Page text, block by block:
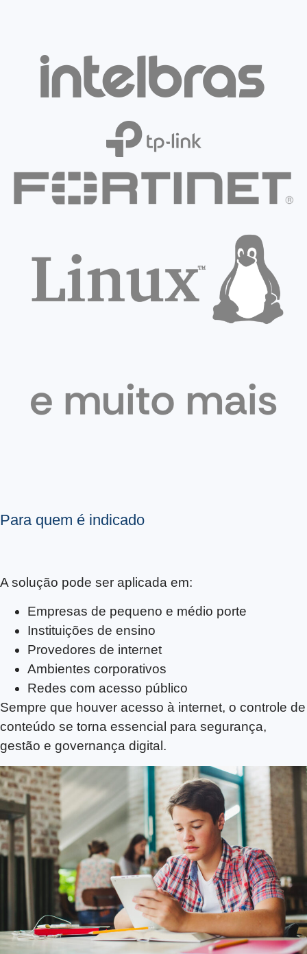
Para quem é indicado
A solução pode ser aplicada em:
Empresas de pequeno e médio porte
Instituições de ensino
Provedores de internet
Ambientes corporativos
Redes com acesso público
Sempre que houver acesso à internet, o controle de
conteúdo se torna essencial para segurança,
gestão e governança digital.